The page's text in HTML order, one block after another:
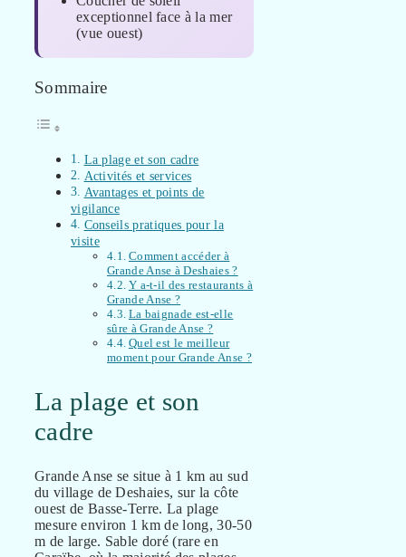
exceptionnel face à la mer
(vue ouest)
Sommaire
La plage et son cadre
Activités et services
Avantages et points de
vigilance
Conseils pratiques pour la
visite
Comment accéder à
Grande Anse à Deshaies ?
Y a-t-il des restaurants à
Grande Anse ?
La baignade est-elle
sûre à Grande Anse ?
Quel est le meilleur
moment pour Grande Anse ?
La plage et son
cadre
Grande Anse se situe à 1 km au sud
du village de Deshaies, sur la côte
ouest de Basse-Terre. La plage
mesure environ 1 km de long, 30-50
m de large. Sable doré (rare en